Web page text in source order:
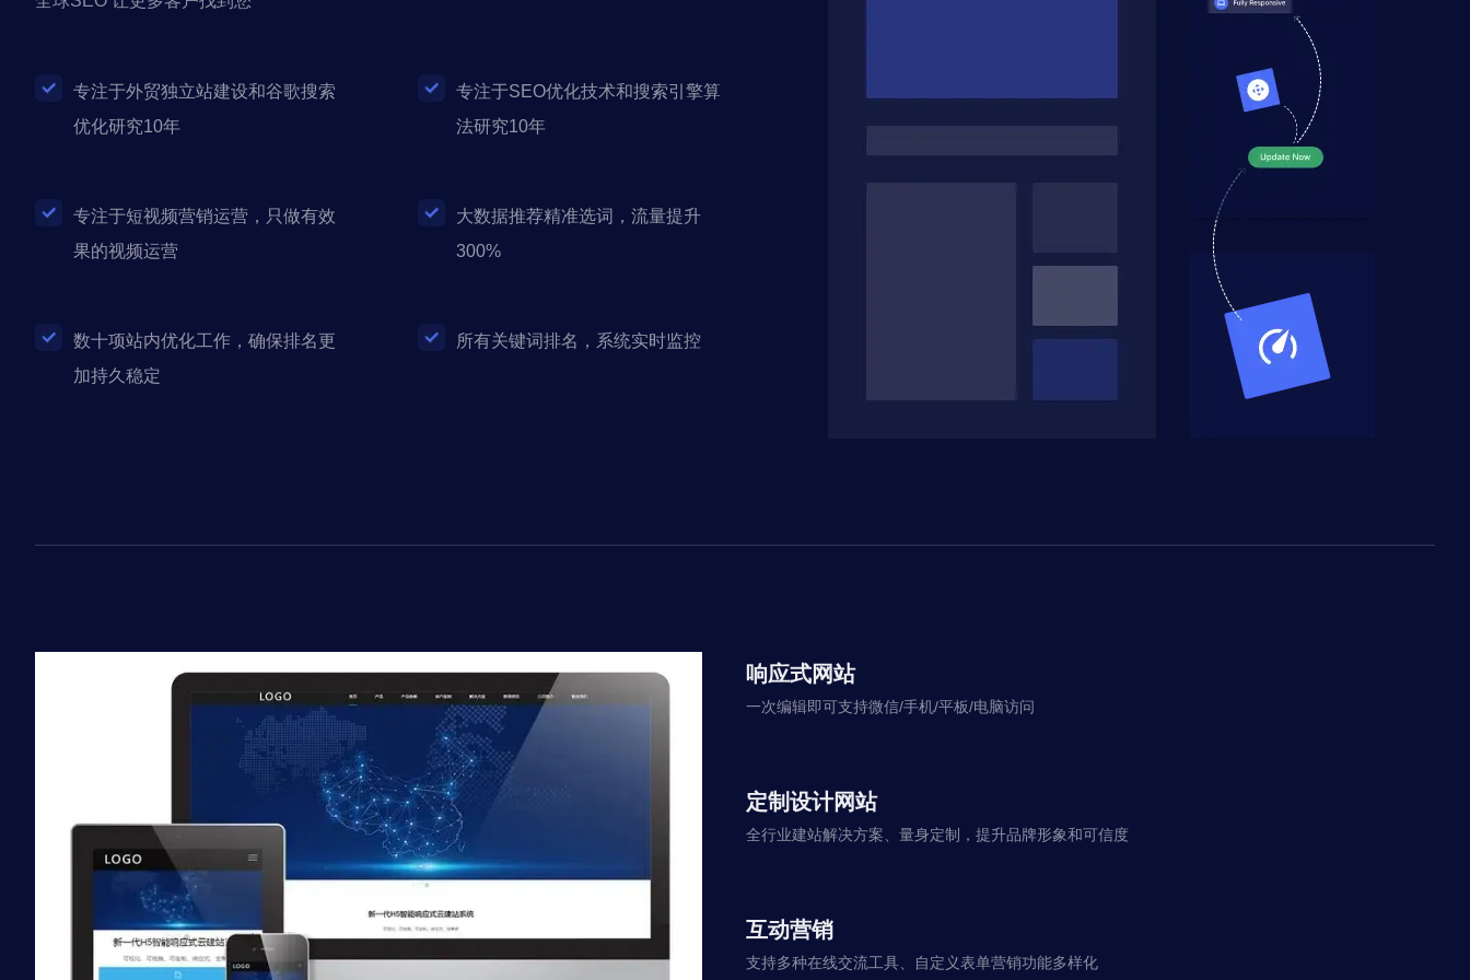
专注于外贸独立站建设和谷歌搜索
优化研究10年
专注于SEO优化技术和搜索引擎算
法研究10年
专注于短视频营销运营，只做有效
果的视频运营
大数据推荐精准选词，流量提升
300%
数十项站内优化工作，确保排名更
加持久稳定
所有关键词排名，系统实时监控
响应式网站
一次编辑即可支持微信/手机/平板/电脑访问
定制设计网站
全行业建站解决方案、量身定制，提升品牌形象和可信度
互动营销
支持多种在线交流工具、自定义表单营销功能多样化